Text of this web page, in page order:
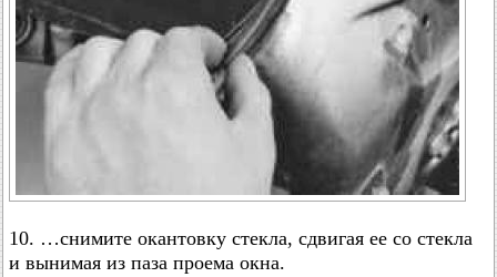
10. …снимите окантовку стекла, сдвигая ее со стекла
и вынимая из паза проема окна.